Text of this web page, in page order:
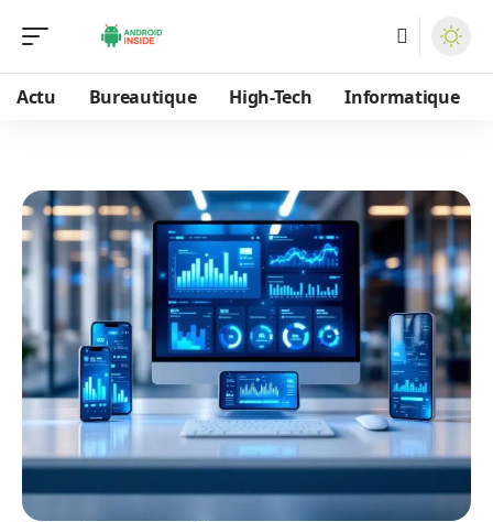
Actu Bureautique High-Tech Informatique